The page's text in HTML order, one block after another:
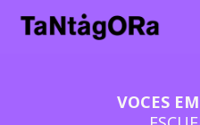
VOCES